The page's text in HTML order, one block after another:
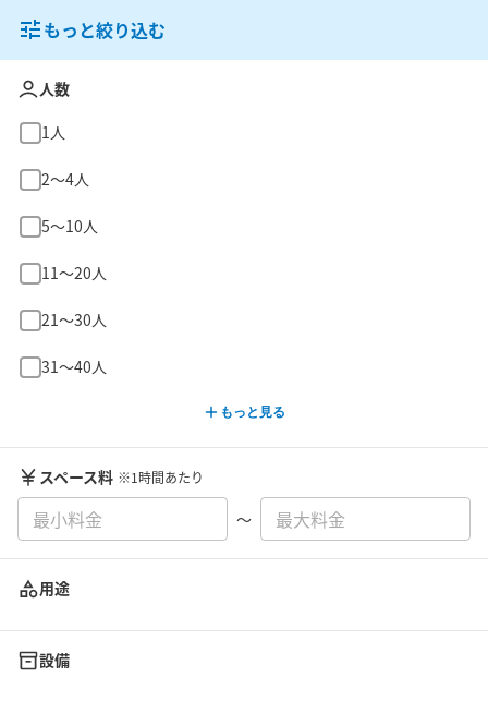
もっと絞り込む
人数
1人
2〜4人
5〜10人
11〜20人
21〜30人
31〜40人
もっと見る
スペース料 ※1時間あたり
〜
用途
設備